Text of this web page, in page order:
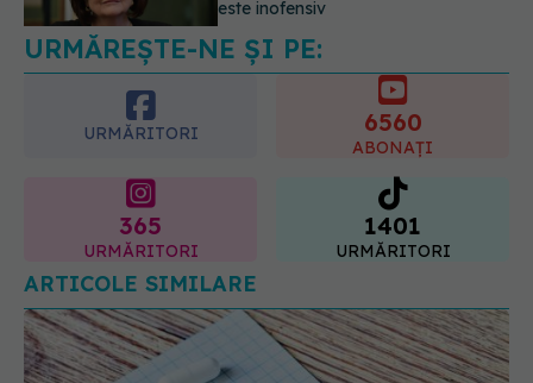
09.08.2026, 16:00
URMĂRITORI
365 1401
URMĂRITORI
ARTICOLE SIMILARE